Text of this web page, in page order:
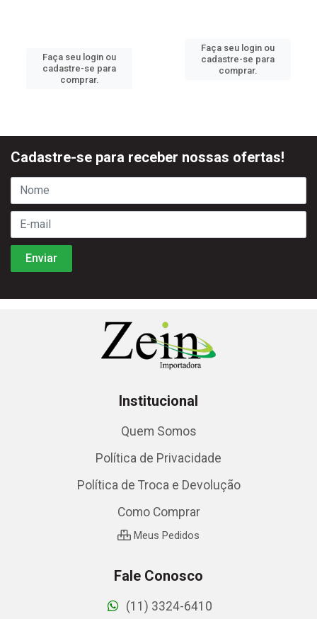
Faça seu login ou
cadastre-se para
comprar.
Faça seu login ou
cadastre-se para
comprar.
Cadastre-se para receber nossas ofertas!
Institucional
Quem Somos
Política de Privacidade
Política de Troca e Devolução
Como Comprar
Meus Pedidos
Fale Conosco
(11) 3324-6410